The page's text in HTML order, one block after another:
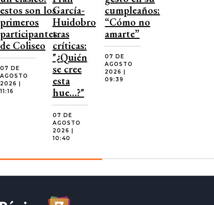
estos son los
primeros
participantes
de Coliseo
07 DE
AGOSTO
2026 |
11:16
García-
Huidobro
tras
críticas:
"¿Quién
se cree
esta
hue…?"
07 DE
AGOSTO
2026 |
10:40
cumpleaños:
“Cómo no
amarte”
07 DE
AGOSTO
2026 |
09:39